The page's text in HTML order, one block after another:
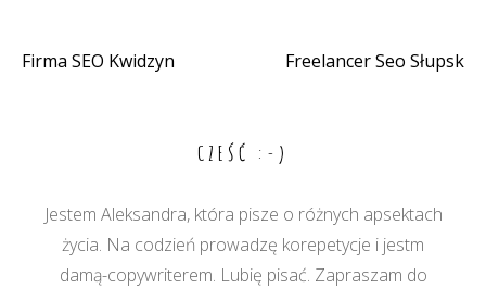
Nawigacja
Firma SEO Kwidzyn Freelancer Seo Słupsk
CZEŚĆ :-)
Jestem Aleksandra, która pisze o różnych apsektach
życia. Na codzień prowadzę korepetycje i jestm
damą-copywriterem. Lubię pisać. Zapraszam do